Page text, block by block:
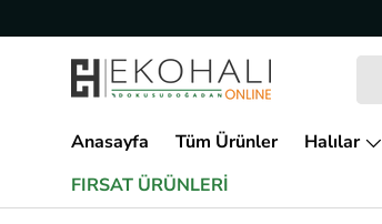
İçeriğe geç
Anasayfa Tüm Ürünler Halılar
FIRSAT ÜRÜNLERİ